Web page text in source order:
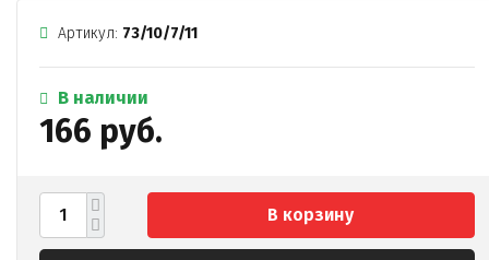
Артикул: 73/10/7/11
В наличии
166 руб.
В корзину